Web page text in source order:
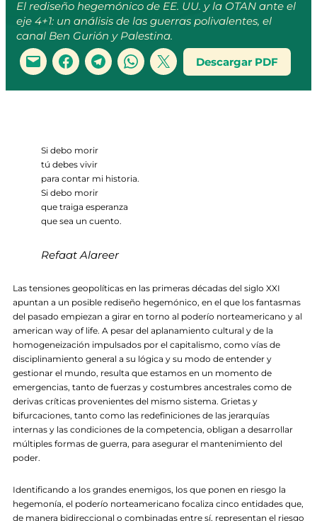
El rediseño hegemónico de EE. UU. y la OTAN ante el
eje 4+1: un análisis de las guerras polivalentes, el
canal Ben Gurión y Palestina.
Descargar PDF
Si debo morir
tú debes vivir
para contar mi historia.
Si debo morir
que traiga esperanza
que sea un cuento.
Refaat Alareer
Las tensiones geopolíticas en las primeras décadas del siglo XXI
apuntan a un posible rediseño hegemónico, en el que los fantasmas
del pasado empiezan a girar en torno al poderío norteamericano y al
american way of life. A pesar del aplanamiento cultural y de la
homogeneización impulsados por el capitalismo, como vías de
disciplinamiento general a su lógica y su modo de entender y
gestionar el mundo, resulta que estamos en un momento de
emergencias, tanto de fuerzas y costumbres ancestrales como de
derivas críticas provenientes del mismo sistema. Grietas y
bifurcaciones, tanto como las redefiniciones de las jerarquías
internas y las condiciones de la competencia, obligan a desarrollar
múltiples formas de guerra, para asegurar el mantenimiento del
poder.
Identificando a los grandes enemigos, los que ponen en riesgo la
hegemonía, el poderío norteamericano focaliza cinco entidades que,
de manera bidireccional o combinadas entre sí, representan el riesgo